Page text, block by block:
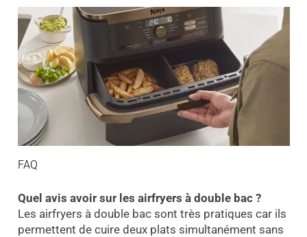
FAQ
Quel avis avoir sur les airfryers à double bac ?
Les airfryers à double bac sont très pratiques car ils
permettent de cuire deux plats simultanément sans